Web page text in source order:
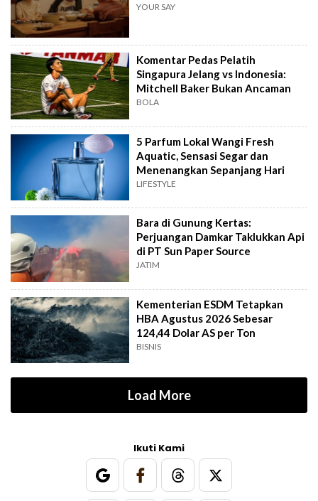
YOUR SAY
Komentar Pedas Pelatih
Singapura Jelang vs Indonesia:
Mitchell Baker Bukan Ancaman
BOLA
5 Parfum Lokal Wangi Fresh
Aquatic, Sensasi Segar dan
Menenangkan Sepanjang Hari
LIFESTYLE
Bara di Gunung Kertas:
Perjuangan Damkar Taklukkan Api
di PT Sun Paper Source
JATIM
Kementerian ESDM Tetapkan
HBA Agustus 2026 Sebesar
124,44 Dolar AS per Ton
BISNIS
Load More
Ikuti Kami